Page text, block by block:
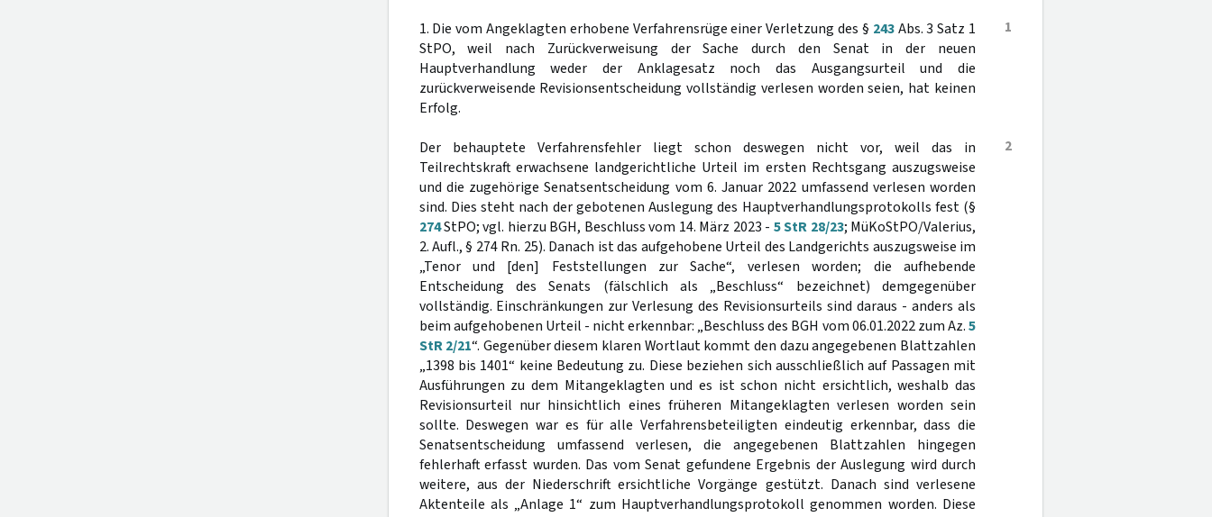
1
1. Die vom Angeklagten erhobene Verfahrensrüge einer Verletzung des § 243Abs. 3 Satz 1
StPO, weil nach Zurückverweisung der Sache durch den Senat in der neuen
Hauptverhandlung weder der Anklagesatz noch das Ausgangsurteil und die
zurückverweisende Revisionsentscheidung vollständig verlesen worden seien, hat keinen
Erfolg.
2
Der behauptete Verfahrensfehler liegt schon deswegen nicht vor, weil das in
Teilrechtskraft erwachsene landgerichtliche Urteil im ersten Rechtsgang auszugsweise
und die zugehörige Senatsentscheidung vom 6. Januar 2022 umfassend verlesen worden
sind. Dies steht nach der gebotenen Auslegung des Hauptverhandlungsprotokolls fest (§
274StPO; vgl. hierzu BGH, Beschluss vom 14. März 2023 - 5 StR 28/23; MüKoStPO/Valerius,
2. Aufl., § 274 Rn. 25). Danach ist das aufgehobene Urteil des Landgerichts auszugsweise im
„Tenor und [den] Feststellungen zur Sache“, verlesen worden; die aufhebende
Entscheidung des Senats (fälschlich als „Beschluss“ bezeichnet) demgegenüber
vollständig. Einschränkungen zur Verlesung des Revisionsurteils sind daraus - anders als
beim aufgehobenen Urteil - nicht erkennbar: „Beschluss des BGH vom 06.01.2022 zum Az.5
StR 2/21“. Gegenüber diesem klaren Wortlaut kommt den dazu angegebenen Blattzahlen
„1398 bis 1401“ keine Bedeutung zu. Diese beziehen sich ausschließlich auf Passagen mit
Ausführungen zu dem Mitangeklagten und es ist schon nicht ersichtlich, weshalb das
Revisionsurteil nur hinsichtlich eines früheren Mitangeklagten verlesen worden sein
sollte. Deswegen war es für alle Verfahrensbeteiligten eindeutig erkennbar, dass die
Senatsentscheidung umfassend verlesen, die angegebenen Blattzahlen hingegen
fehlerhaft erfasst wurden. Das vom Senat gefundene Ergebnis der Auslegung wird durch
weitere, aus der Niederschrift ersichtliche Vorgänge gestützt. Danach sind verlesene
Aktenteile als „Anlage 1“ zum Hauptverhandlungsprotokoll genommen worden. Diese